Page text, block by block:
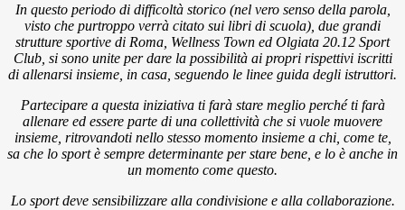
In questo periodo di difficoltà storico (nel vero senso della parola,
visto che purtroppo verrà citato sui libri di scuola), due grandi
strutture sportive di Roma, Wellness Town ed Olgiata 20.12 Sport
Club, si sono unite per dare la possibilità ai propri rispettivi iscritti
di allenarsi insieme, in casa, seguendo le linee guida degli istruttori.
Partecipare a questa iniziativa ti farà stare meglio perché ti farà
allenare ed essere parte di una collettività che si vuole muovere
insieme, ritrovandoti nello stesso momento insieme a chi, come te,
sa che lo sport è sempre determinante per stare bene, e lo è anche in
un momento come questo.
Lo sport deve sensibilizzare alla condivisione e alla collaborazione.